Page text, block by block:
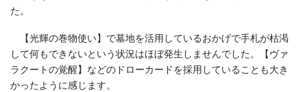
た。
【光輝の巻物使い】で墓地を活用しているおかげで手札が枯渇
して何もできないという状況はほぼ発生しませんでした。【ヴァ
ラクートの覚醒】などのドローカードを採用していることも大き
かったように感じます。